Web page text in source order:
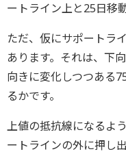
ートライン上と25日移
ただ、仮にサポートラ
あります。それは、下
向きに変化しつつある
るかです。
上値の抵抗線になるよ
ートラインの外に押し